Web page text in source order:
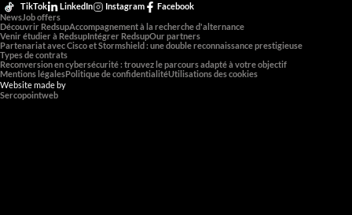
TikTok LinkedIn Instagram
Facebook
NewsJob offers
Découvrir RedsupAccompagnement à la recherche d'alternance
Venir étudier à RedsupIntégrer RedsupOur partners
Partenariat avec Cisco et Stormshield : une double reconnaissance prestigieuse
Types de contrats
Reconversion en cybersécurité : trouvez le parcours adapté à votre objectif
Mentions légalesPolitique de confidentialitéUtilisations des cookies
Website made by
Sercopointweb